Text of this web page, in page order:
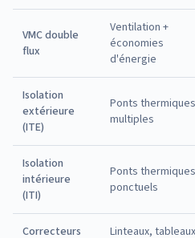
VMC double
flux
Ventilation +
économies
d'énergie
Isolation
extérieure
(ITE)
Ponts thermiques
multiples
Isolation
intérieure
(ITI)
Ponts thermiques
ponctuels
Correcteurs
Linteaux, tableaux